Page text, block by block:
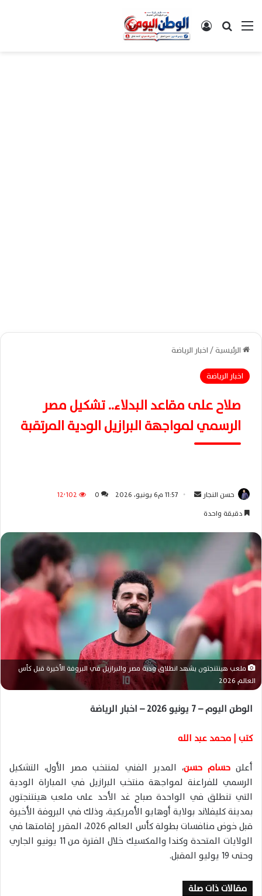
القائمةبحث عن تسجيل الدخول
الرئيسية/اخبار الرياضة
اخبار الرياضة
صلاح على مقاعد البدلاء.. تشكيل مصر
الرسمي لمواجهة البرازيل الودية المرتقبة
حسن النجار
ب
ا
إ
ك
ت
و
ن
11:57 م6 يونيو، 2026 0
12٬102
دقيقة واحدة
ملعب هينتنجتون يشهد انطلاق ودية مصر والبرازيل في البروفة الأخيرة قبل كأس
العالم 2026
الوطن اليوم – 7 يونيو 2026 – اخبار الرياضة
كتب | محمد عبد الله
أعلنحسام حسن، المدير الفني لمنتخب مصر الأول، التشكيل
الرسمي للفراعنة لمواجهة منتخب البرازيل في المباراة الودية
التي تنطلق في الواحدة صباح غد الأحد على ملعب هينتنجتون
بمدينة كليفلاند بولاية أوهايو الأمريكية، وذلك في البروفة الأخيرة
قبل خوض منافسات بطولة كأس العالم 2026، المقرر إقامتها في
الولايات المتحدة وكندا والمكسيك خلال الفترة من 11 يونيو الجاري
وحتى 19 يوليو المقبل.
مقالات ذات صلة